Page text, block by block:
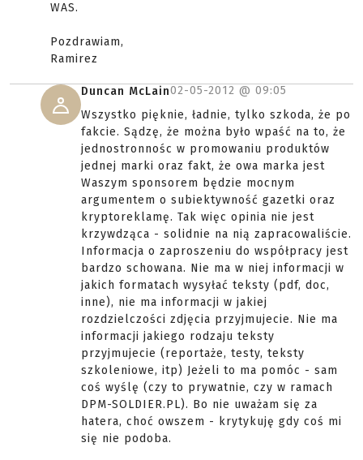
WAS.
Pozdrawiam,
Ramirez
Duncan McLain02-05-2012 @ 09:05
Wszystko pięknie, ładnie, tylko szkoda, że po
fakcie. Sądzę, że można było wpaść na to, że
jednostronnośc w promowaniu produktów
jednej marki oraz fakt, że owa marka jest
Waszym sponsorem będzie mocnym
argumentem o subiektywność gazetki oraz
kryptoreklamę. Tak więc opinia nie jest
krzywdząca - solidnie na nią zapracowaliście.
Informacja o zaproszeniu do współpracy jest
bardzo schowana. Nie ma w niej informacji w
jakich formatach wysyłać teksty (pdf, doc,
inne), nie ma informacji w jakiej
rozdzielczości zdjęcia przyjmujecie. Nie ma
informacji jakiego rodzaju teksty
przyjmujecie (reportaże, testy, teksty
szkoleniowe, itp) Jeżeli to ma pomóc - sam
coś wyślę (czy to prywatnie, czy w ramach
DPM-SOLDIER.PL). Bo nie uważam się za
hatera, choć owszem - krytykuję gdy coś mi
się nie podoba.